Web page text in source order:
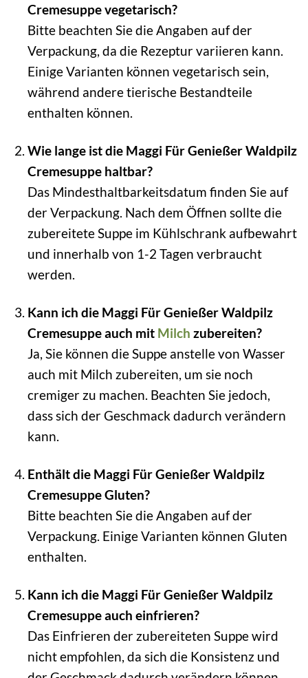
Cremesuppe vegetarisch?
Bitte beachten Sie die Angaben auf der
Verpackung, da die Rezeptur variieren kann.
Einige Varianten können vegetarisch sein,
während andere tierische Bestandteile
enthalten können.
Wie lange ist die Maggi Für Genießer Waldpilz
Cremesuppe haltbar?
Das Mindesthaltbarkeitsdatum finden Sie auf
der Verpackung. Nach dem Öffnen sollte die
zubereitete Suppe im Kühlschrank aufbewahrt
und innerhalb von 1-2 Tagen verbraucht
werden.
Kann ich die Maggi Für Genießer Waldpilz
Cremesuppe auch mit Milch zubereiten?
Ja, Sie können die Suppe anstelle von Wasser
auch mit Milch zubereiten, um sie noch
cremiger zu machen. Beachten Sie jedoch,
dass sich der Geschmack dadurch verändern
kann.
Enthält die Maggi Für Genießer Waldpilz
Cremesuppe Gluten?
Bitte beachten Sie die Angaben auf der
Verpackung. Einige Varianten können Gluten
enthalten.
Kann ich die Maggi Für Genießer Waldpilz
Cremesuppe auch einfrieren?
Das Einfrieren der zubereiteten Suppe wird
nicht empfohlen, da sich die Konsistenz und